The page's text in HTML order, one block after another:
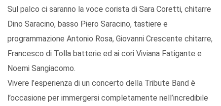
Sul palco ci saranno la voce corista di Sara Coretti, chitarre
Dino Saracino, basso Piero Saracino, tastiere e
programmazione Antonio Rosa, Giovanni Crescente chitarre,
Francesco di Tolla batterie ed ai cori Viviana Fatigante e
Noemi Sangiacomo.
Vivere l’esperienza di un concerto della Tribute Band è
l’occasione per immergersi completamente nell’incredibile